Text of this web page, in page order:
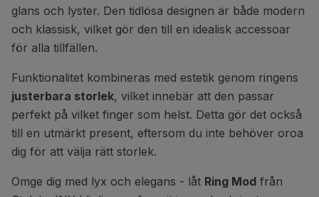
glans och lyster. Den tidlösa designen är både modern
och klassisk, vilket gör den till en idealisk accessoar
för alla tillfällen.
Funktionalitet kombineras med estetik genom ringens
justerbara storlek, vilket innebär att den passar
perfekt på vilket finger som helst. Detta gör det också
till en utmärkt present, eftersom du inte behöver oroa
dig för att välja rätt storlek.
Omge dig med lyx och elegans - låt Ring Mod från